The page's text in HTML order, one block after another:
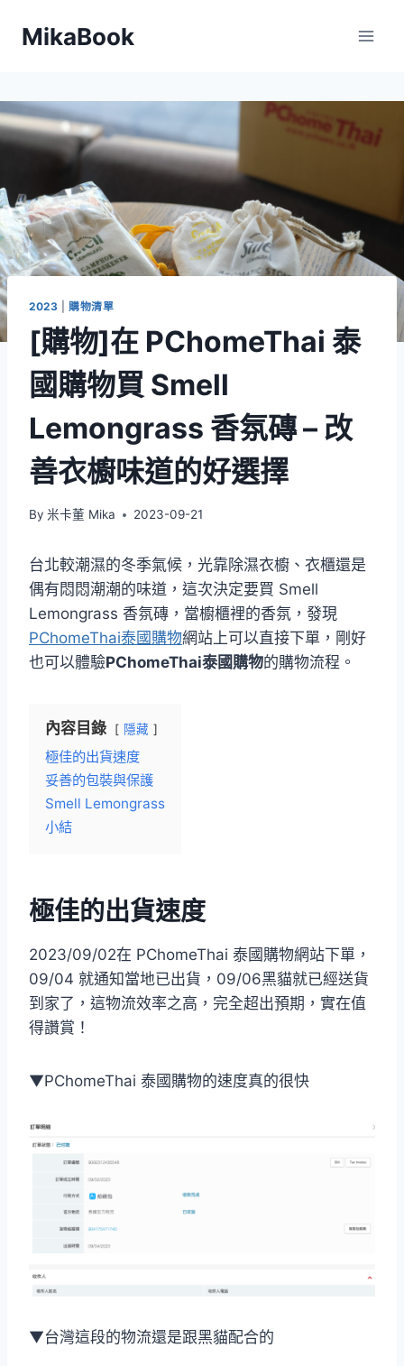
MikaBook
2023 購物清單
[購物]在 PChomeThai 泰
國購物買 Smell
Lemongrass 香氛磚 – 改
善衣櫥味道的好選擇
By 米卡董 Mika 2023-09-21
台北較潮濕的冬季氣候，光靠除濕衣櫥、衣櫃還是
偶有悶悶潮潮的味道，這次決定要買 Smell
Lemongrass 香氛磚，當櫥櫃裡的香氛，發現
PChomeThai泰國購物網站上可以直接下單，剛好
也可以體驗PChomeThai泰國購物的購物流程。
內容目錄 隱藏
極佳的出貨速度
妥善的包裝與保護
Smell Lemongrass
小結
極佳的出貨速度
2023/09/02在 PChomeThai 泰國購物網站下單，
09/04 就通知當地已出貨，09/06黑貓就已經送貨
到家了，這物流效率之高，完全超出預期，實在值
得讚賞！
▼PChomeThai 泰國購物的速度真的很快
▼台灣這段的物流還是跟黑貓配合的